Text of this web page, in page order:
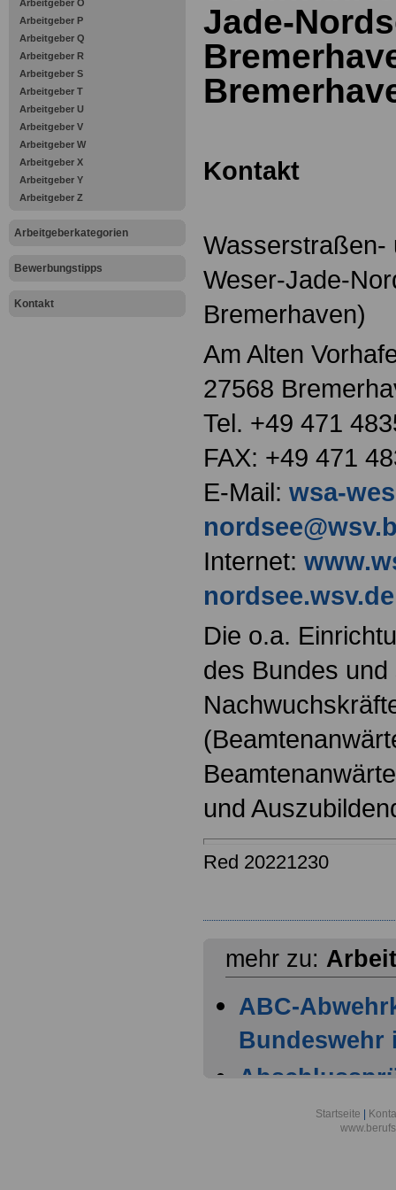
Arbeitgeber O
Arbeitgeber P
Arbeitgeber Q
Arbeitgeber R
Arbeitgeber S
Arbeitgeber T
Arbeitgeber U
Arbeitgeber V
Arbeitgeber W
Arbeitgeber X
Arbeitgeber Y
Arbeitgeber Z
Arbeitgeberkategorien
Bewerbungstipps
Kontakt
Jade-
Kontakt
Wasserstraßen-
Weser-Jade-
Bremerhaven)
Am Alten
27568
Tel. +49 471
FAX: +49 471
E-Mail: wsa-
Internet:
nordsee.wsv.de
Die o.a.
des Bundes und
und
Red 20221230
mehr zu:
ABC-
Bundeswehr
Startseite